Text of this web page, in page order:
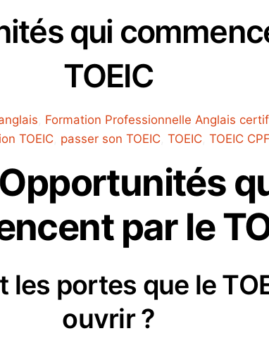
qui
TOEIC
Formation Professionnelle Anglais
TOEIC passer son TOEIC ,TOEIC ,TOEIC CPF
par le
les portes que le
ouvrir ?